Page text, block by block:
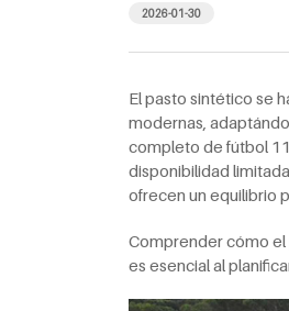
2026-01-30
El pasto sintético se
modernas,
completo de fútbol
disponibilidad
ofrecen un equilibrio
Comprender cómo
es esencial al